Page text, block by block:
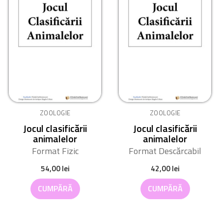
ZOOLOGIE
Jocul clasificării
animalelor
Format Fizic
54,00lei
CUMPĂRĂ
ZOOLOGIE
Jocul clasificării
animalelor
Format Descărcabil
42,00lei
CUMPĂRĂ